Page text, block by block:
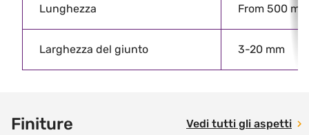
Lunghezza From 500
Larghezza del giunto 3-20 mm
Finiture Vedi tutti gli aspetti